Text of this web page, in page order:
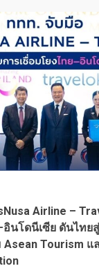
Airline –
อินโดนีเซีย ดันไทย
Tourism แ